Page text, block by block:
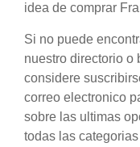
idea de comprar
Si no puede
nuestro directorio o
considere
correo electronico
sobre las ultimas
todas las